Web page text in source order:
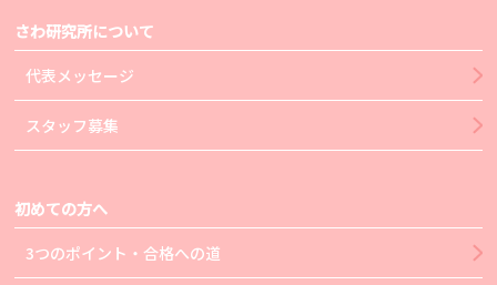
さわ研究所について
代表メッセージ
スタッフ募集
初めての方へ
3つのポイント・合格への道